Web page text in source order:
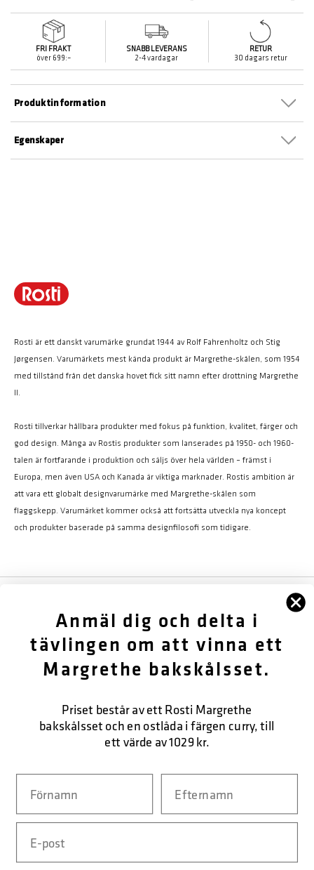
FRI FRAKT
över 699:–
SNABB LEVERANS
2-4 vardagar
RETUR
30 dagars retur
Egenskaper
Produktinformation
Rosti är ett danskt varumärke grundat 1944 av Rolf Fahrenholtz och Stig
Jørgensen. Varumärkets mest kända produkt är Margrethe-skålen, som 1954
med tillstånd från det danska hovet fick sitt namn efter drottning Margrethe
Rosti tillverkar hållbara produkter med fokus på funktion, kvalitet, färger och
god design. Många av Rostis produkter som lanserades på 1950- och 1960-
talen är fortfarande i produktion och säljs över hela världen – främst i
Europa, men även USA och Kanada är viktiga marknader. Rostis ambition är
att vara ett globalt designvarumärke med Margrethe-skålen som
flaggskepp. Varumärket kommer också att fortsätta utveckla nya koncept
och produkter baserade på samma designfilosofi som tidigare.
KUNDTJÄNST
Anmäl dig och delta i
tävlingen om att vinna ett
Margrethe bakskålsset.
Priset består av ett Rosti Margrethe
bakskålsset och en ostlåda i färgen curry, till
ett värde av 1029 kr.